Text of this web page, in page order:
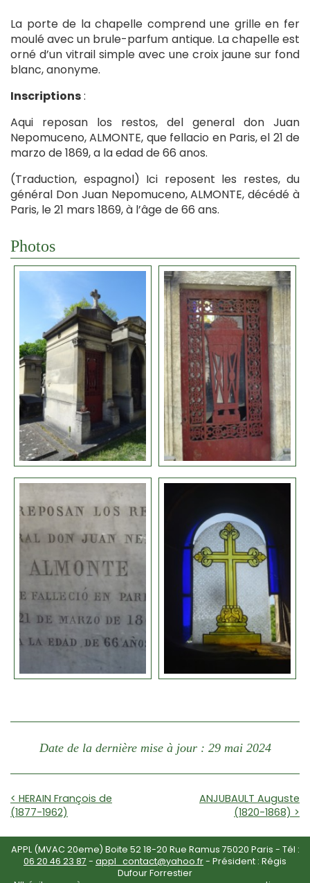
La porte de la chapelle comprend une grille en fer
moulé avec un brule-parfum antique. La chapelle est
orné d’un vitrail simple avec une croix jaune sur fond
blanc, anonyme.
Inscriptions:
Aqui reposan los restos, del general don Juan
Nepomuceno, ALMONTE, que fellacio en Paris, el 21 de
marzo de 1869, a la edad de 66 anos.
(Traduction, espagnol) Ici reposent les restes, du
général Don Juan Nepomuceno, ALMONTE, décédé à
Paris, le 21 mars 1869, à l’âge de 66 ans.
Photos
Date de la dernière mise à jour : 29 mai 2024
< HERAIN François de
(1877-1962)
ANJUBAULT Auguste
(1820-1868) >
APPL (MVAC 20eme) Boite 52 18-20 Rue Ramus 75020 Paris - Tél :
06 20 46 23 87 - appl_contact@yahoo.fr- Président : Régis
Dufour Forrestier